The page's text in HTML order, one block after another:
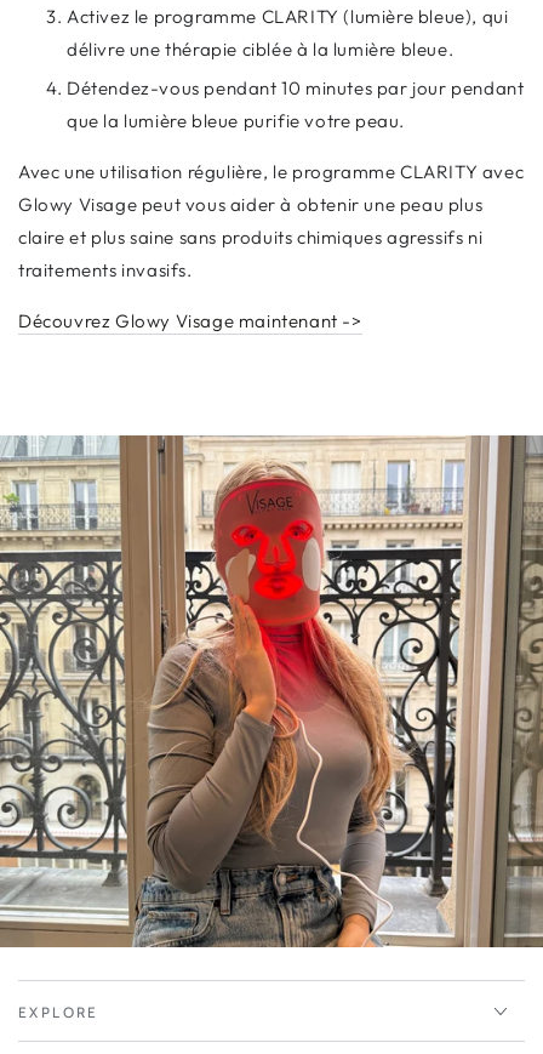
Activez le programme CLARITY (lumière bleue), qui
délivre une thérapie ciblée à la lumière bleue.
Détendez-vous pendant 10 minutes par jour pendant
que la lumière bleue purifie votre peau.
Avec une utilisation régulière, le programme CLARITY avec
Glowy Visage peut vous aider à obtenir une peau plus
claire et plus saine sans produits chimiques agressifs ni
traitements invasifs.
Découvrez Glowy Visage maintenant ->
EXPLORE